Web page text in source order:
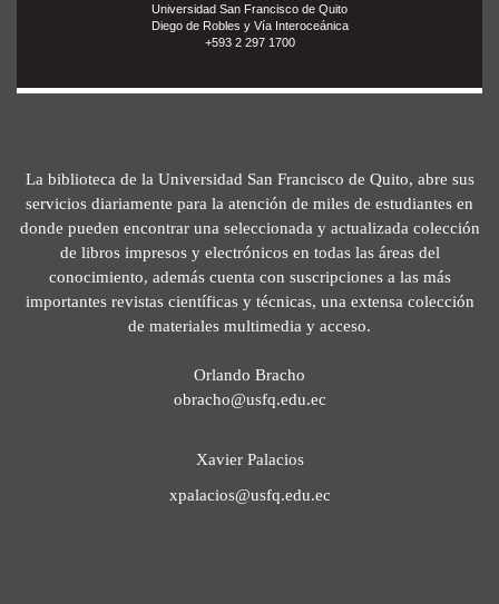
Universidad San Francisco de Quito
Diego de Robles y Vía Interoceánica
+593 2 297 1700
La biblioteca de la Universidad San Francisco de Quito, abre sus
servicios diariamente para la atención de miles de estudiantes en
donde pueden encontrar una seleccionada y actualizada colección
de libros impresos y electrónicos en todas las áreas del
conocimiento, además cuenta con suscripciones a las más
importantes revistas científicas y técnicas, una extensa colección
de materiales multimedia y acceso.
Orlando Bracho
obracho@usfq.edu.ec
Xavier Palacios
xpalacios@usfq.edu.ec